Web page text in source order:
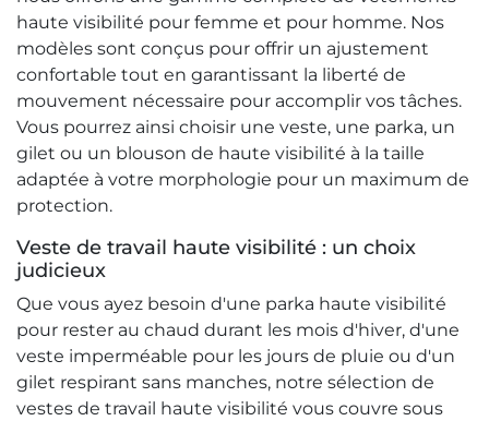
haute visibilité pour femme et pour homme. Nos
modèles sont conçus pour offrir un ajustement
confortable tout en garantissant la liberté de
mouvement nécessaire pour accomplir vos tâches.
Vous pourrez ainsi choisir une veste, une parka, un
gilet ou un blouson de haute visibilité à la taille
adaptée à votre morphologie pour un maximum de
protection.
Veste de travail haute visibilité : un choix
judicieux
Que vous ayez besoin d'une parka haute visibilité
pour rester au chaud durant les mois d'hiver, d'une
veste imperméable pour les jours de pluie ou d'un
gilet respirant sans manches, notre sélection de
vestes de travail haute visibilité vous couvre sous